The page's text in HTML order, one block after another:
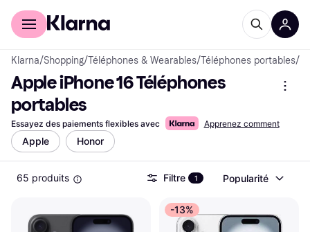
Acheter avec Klarna
Klarna/Shopping/Téléphones & Wearables/Téléphones portables/
Apple iPhone 16 Téléphones
portables
Essayez des paiements flexibles avec Apprenez comment
Apple Honor
65 produits Filtre 1 Popularité
-13%